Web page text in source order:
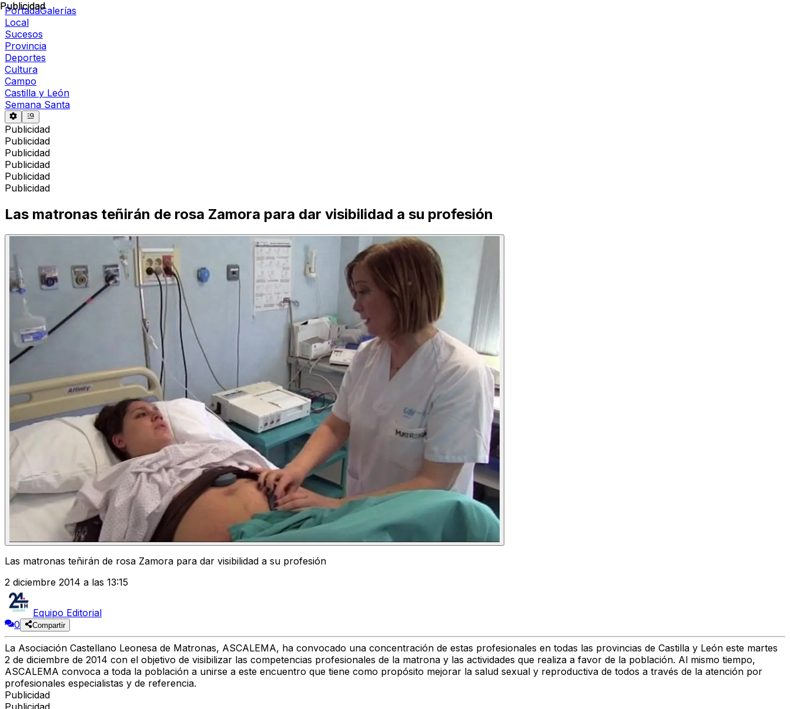
PortadaGalerías
Local
Sucesos
Provincia
Deportes
Cultura
Campo
Castilla y León
Semana Santa
Publicidad
Publicidad
Publicidad
Publicidad
Publicidad
Publicidad
Publicidad
Las matronas teñirán de rosa Zamora para dar visibilidad a su profesión
Las matronas teñirán de rosa Zamora para dar visibilidad a su profesión
2 diciembre 2014 a las 13:15
Equipo Editorial
0
Compartir
La Asociación Castellano Leonesa de Matronas, ASCALEMA, ha convocado una concentración de estas profesionales en todas las provincias de Castilla y León este martes
2 de diciembre de 2014 con el objetivo de visibilizar las competencias profesionales de la matrona y las actividades que realiza a favor de la población. Al mismo tiempo,
ASCALEMA convoca a toda la población a unirse a este encuentro que tiene como propósito mejorar la salud sexual y reproductiva de todos a través de la atención por
profesionales especialistas y de referencia.
Publicidad
Publicidad